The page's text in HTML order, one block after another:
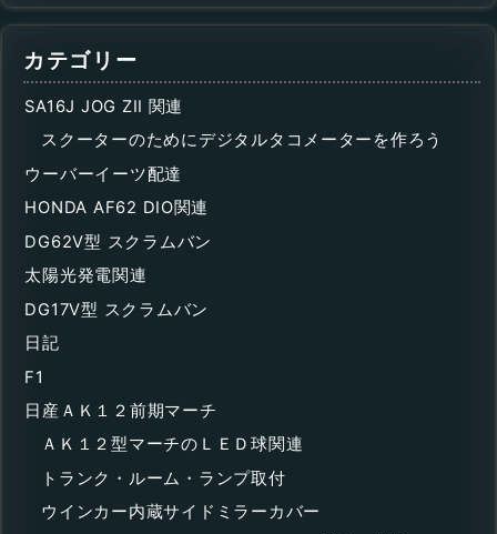
カテゴリー
SA16J JOG ZII 関連
スクーターのためにデジタルタコメーターを作ろう
ウーバーイーツ配達
HONDA AF62 DIO関連
DG62V型 スクラムバン
太陽光発電関連
DG17V型 スクラムバン
日記
F1
日産ＡＫ１２前期マーチ
ＡＫ１２型マーチのＬＥＤ球関連
トランク・ルーム・ランプ取付
ウインカー内蔵サイドミラーカバー